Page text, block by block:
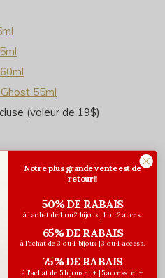
55ml
(valeur de 19$)
Notre plus grande vente est de
retour!!
50% DE RABAIS
à l'achat de 1 ou 2 bijoux | 1 ou 2 acces.
65% DE RABAIS
à l'achat de 3 ou 4 bijoux | 3 ou 4 access.
75% DE RABAIS
à l'achat de 5 bijoux et + | 5 access. et +